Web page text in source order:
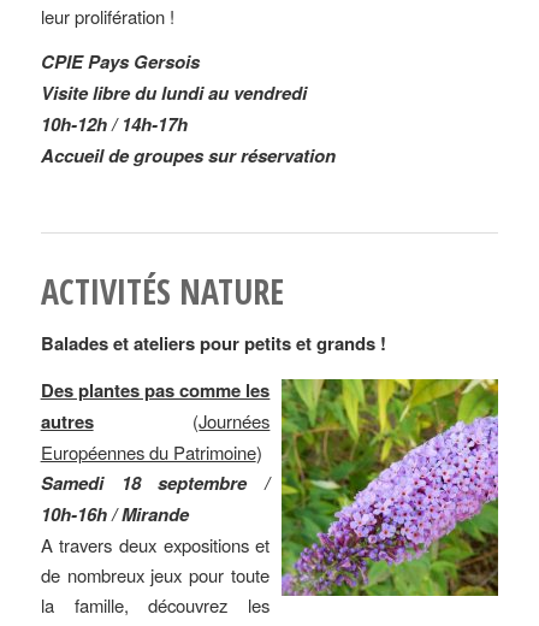
leur prolifération !
CPIE Pays Gersois
Visite libre du lundi au vendredi
10h-12h / 14h-17h
Accueil de groupes sur réservation
ACTIVITÉS NATURE
Balades et ateliers pour petits et grands !
Des plantes pas comme les
autres
(Journées
Européennes du Patrimoine)
Samedi 18 septembre /
10h-16h / Mirande
A travers deux expositions et
de nombreux jeux pour toute
la famille, découvrez les